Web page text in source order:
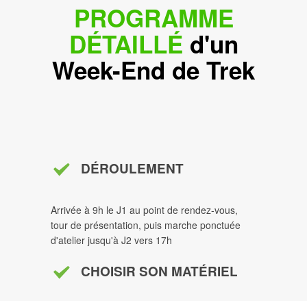
PROGRAMME
DÉTAILLÉ d'un
Week-End de Trek
DÉROULEMENT
Arrivée à 9h le J1 au point de rendez-vous,
tour de présentation, puis marche ponctuée
d'atelier jusqu'à J2 vers 17h
CHOISIR SON MATÉRIEL